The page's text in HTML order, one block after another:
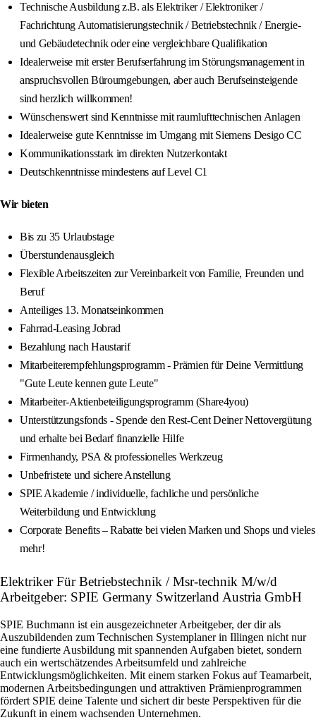
Technische Ausbildung z.B. als Elektriker / Elektroniker /
Fachrichtung Automatisierungstechnik / Betriebstechnik / Energie-
und Gebäudetechnik oder eine vergleichbare Qualifikation
Idealerweise mit erster Berufserfahrung im Störungsmanagement in
anspruchsvollen Büroumgebungen, aber auch Berufseinsteigende
sind herzlich willkommen!
Wünschenswert sind Kenntnisse mit raumlufttechnischen Anlagen
Idealerweise gute Kenntnisse im Umgang mit Siemens Desigo CC
Kommunikationsstark im direkten Nutzerkontakt
Deutschkenntnisse mindestens auf Level C1
Wir bieten
Bis zu 35 Urlaubstage
Überstundenausgleich
Flexible Arbeitszeiten zur Vereinbarkeit von Familie, Freunden und
Beruf
Anteiliges 13. Monatseinkommen
Fahrrad-Leasing Jobrad
Bezahlung nach Haustarif
Mitarbeiterempfehlungsprogramm - Prämien für Deine Vermittlung
"Gute Leute kennen gute Leute"
Mitarbeiter-Aktienbeteiligungsprogramm (Share4you)
Unterstützungsfonds - Spende den Rest-Cent Deiner Nettovergütung
und erhalte bei Bedarf finanzielle Hilfe
Firmenhandy, PSA & professionelles Werkzeug
Unbefristete und sichere Anstellung
SPIE Akademie / individuelle, fachliche und persönliche
Weiterbildung und Entwicklung
Corporate Benefits – Rabatte bei vielen Marken und Shops und vieles
mehr!
Elektriker Für Betriebstechnik / Msr-technik M/w/d
Arbeitgeber: SPIE Germany Switzerland Austria GmbH
SPIE Buchmann ist ein ausgezeichneter Arbeitgeber, der dir als
Auszubildenden zum Technischen Systemplaner in Illingen nicht nur
eine fundierte Ausbildung mit spannenden Aufgaben bietet, sondern
auch ein wertschätzendes Arbeitsumfeld und zahlreiche
Entwicklungsmöglichkeiten. Mit einem starken Fokus auf Teamarbeit,
modernen Arbeitsbedingungen und attraktiven Prämienprogrammen
fördert SPIE deine Talente und sichert dir beste Perspektiven für die
Zukunft in einem wachsenden Unternehmen.